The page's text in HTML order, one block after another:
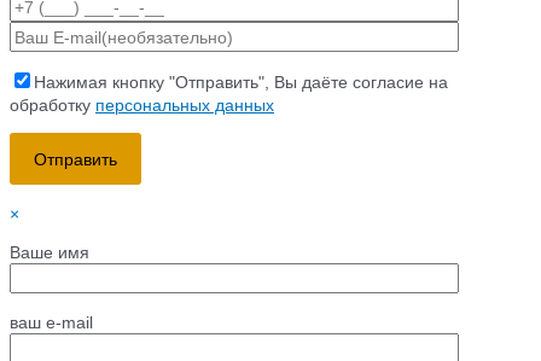
Нажимая кнопку "Отправить", Вы даёте согласие на
обработку персональных данных
×
Ваше имя
ваш e-mail